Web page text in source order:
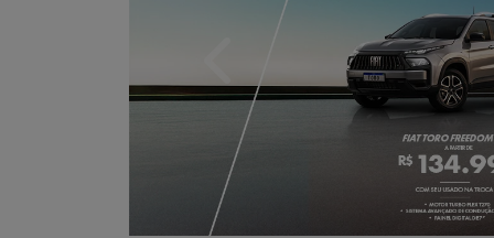
templates.template-